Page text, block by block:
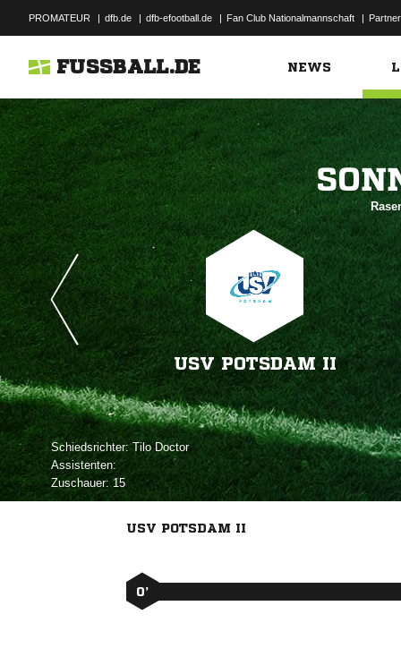
PROMATEUR | dfb.de | dfb-efootball.de | Fan Club Nationalmannschaft | Partner
FUSSBALL.DE NEWS
USV POTSDAM II
Schiedsrichter: 
Assistenten:
Zuschauer:15
USV POTSDAM II
0’